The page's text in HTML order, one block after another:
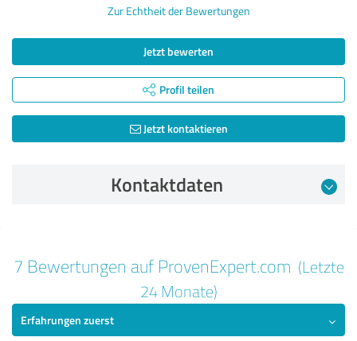
Zur Echtheit der Bewertungen
Jetzt bewerten
Profil teilen
Jetzt kontaktieren
Kontaktdaten
SEHR GUT
7 Bewertungen auf ProvenExpert.com (Letzte
24 Monate)
Erfahrungen zuerst